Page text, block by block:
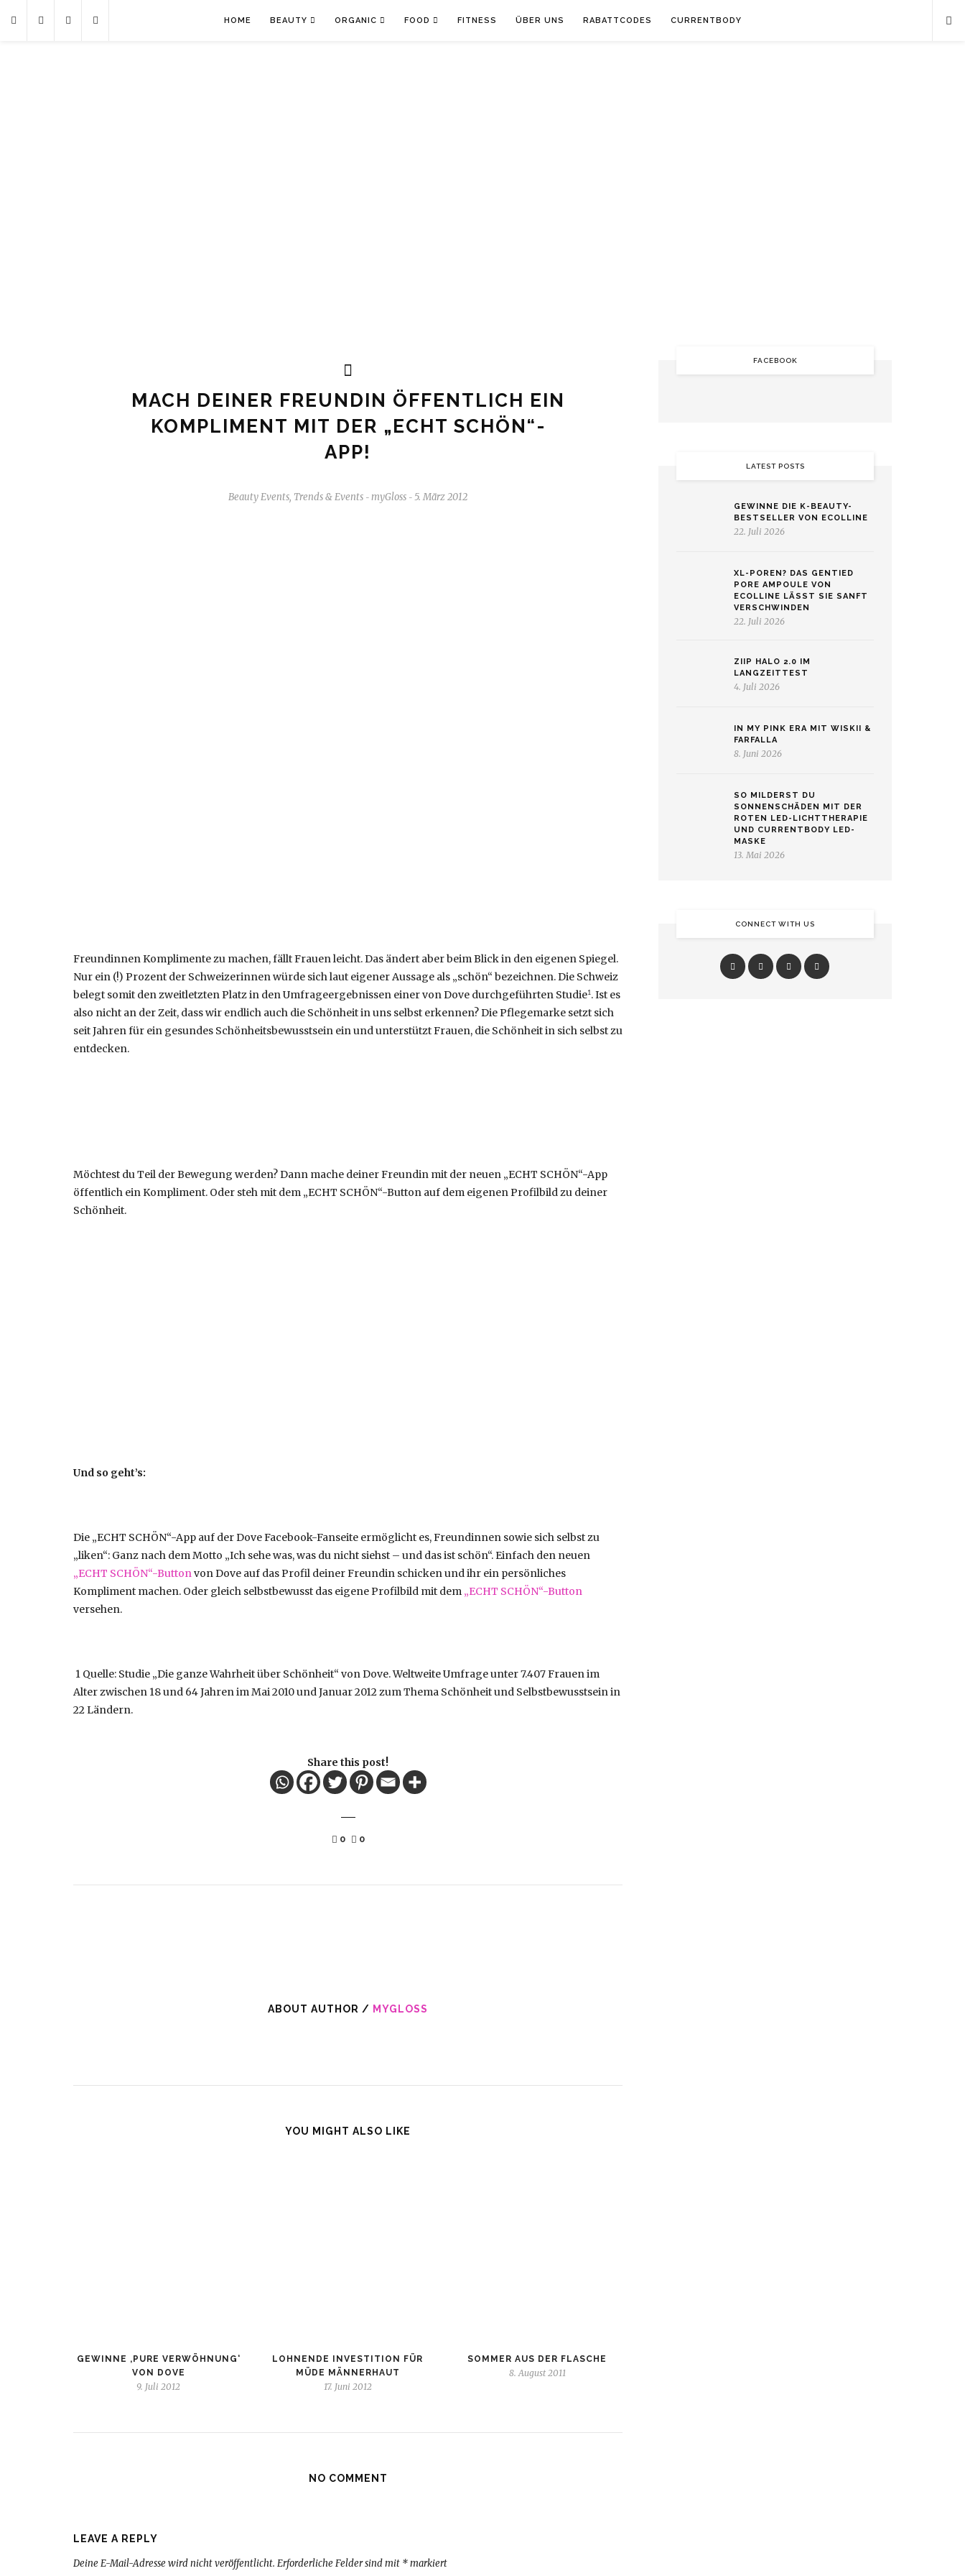
HOME BEAUTY ORGANIC FOOD FITNESS ÜBER UNS RABATTCODES CURRENTBODY
MACH DEINER FREUNDIN ÖFFENTLICH EIN
KOMPLIMENT MIT DER „ECHT SCHÖN“-
APP!
Beauty Events, Trends & Events - myGloss - 5. März 2012
Freundinnen Komplimente zu machen, fällt Frauen leicht. Das ändert aber beim Blick in den eigenen Spiegel.
Nur ein (!) Prozent der Schweizerinnen würde sich laut eigener Aussage als „schön“ bezeichnen. Die Schweiz
belegt somit den zweitletzten Platz in den Umfrageergebnissen einer von Dove durchgeführten Studie1. Ist es
also nicht an der Zeit, dass wir endlich auch die Schönheit in uns selbst erkennen? Die Pflegemarke setzt sich
seit Jahren für ein gesundes Schönheitsbewusstsein ein und unterstützt Frauen, die Schönheit in sich selbst zu
entdecken.
Möchtest du Teil der Bewegung werden? Dann mache deiner Freundin mit der neuen „ECHT SCHÖN“-App
öffentlich ein Kompliment. Oder steh mit dem „ECHT SCHÖN“-Button auf dem eigenen Profilbild zu deiner
Schönheit.
Und so geht’s:
Die „ECHT SCHÖN“-App auf der Dove Facebook-Fanseite ermöglicht es, Freundinnen sowie sich selbst zu
„liken“: Ganz nach dem Motto „Ich sehe was, was du nicht siehst – und das ist schön“. Einfach den neuen
„ECHT SCHÖN“-Buttonvon Dove auf das Profil deiner Freundin schicken und ihr ein persönliches
Kompliment machen. Oder gleich selbstbewusst das eigene Profilbild mit dem „ECHT SCHÖN“-Button
versehen.
1 Quelle: Studie „Die ganze Wahrheit über Schönheit“ von Dove. Weltweite Umfrage unter 7.407 Frauen im
Alter zwischen 18 und 64 Jahren im Mai 2010 und Januar 2012 zum Thema Schönheit und Selbstbewusstsein in
22 Ländern.
Share this post!
0 0
ABOUT AUTHOR / MYGLOSS
YOU MIGHT ALSO LIKE
GEWINNE ‚PURE VERWÖHNUNG‘
VON DOVE
9. Juli 2012
LOHNENDE INVESTITION FÜR
MÜDE MÄNNERHAUT
17. Juni 2012
SOMMER AUS DER FLASCHE
8. August 2011
NO COMMENT
LEAVE A REPLY
Deine E-Mail-Adresse wird nicht veröffentlicht. Erforderliche Felder sind mit *markiert
FACEBOOK
LATEST POSTS
GEWINNE DIE K-BEAUTY-
BESTSELLER VON ECOLLINE
22. Juli 2026
XL-POREN? DAS GENTIED
PORE AMPOULE VON
ECOLLINE LÄSST SIE SANFT
VERSCHWINDEN
22. Juli 2026
ZIIP HALO 2.0 IM
LANGZEITTEST
4. Juli 2026
IN MY PINK ERA MIT WISKII &
FARFALLA
8. Juni 2026
SO MILDERST DU
SONNENSCHÄDEN MIT DER
ROTEN LED-LICHTTHERAPIE
UND CURRENTBODY LED-
MASKE
13. Mai 2026
CONNECT WITH US